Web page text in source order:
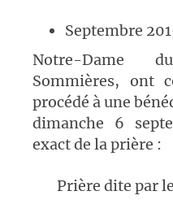
Septembre
Notre-Dame
Sommières, ont
procédé à une
dimanche 6
exact de la prière :
Prière dite par